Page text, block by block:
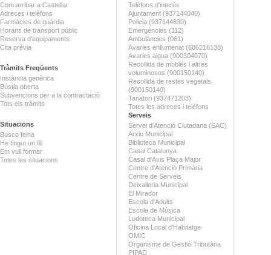
Com arribar a Castellar
Adreces i telèfons
Farmàcies de guàrdia
Horaris de transport públic
Reserva d'equipaments
Cita prèvia
Tràmits Freqüents
Instància genèrica
Bústia oberta
Subvencions per a la contractació
Tots els tràmits
Situacions
Busco feina
He tingut un fill
Em vull formar
Totes les situacions
Telèfons d'interès
Ajuntament (937144040)
Policia (937144830)
Emergències (112)
Ambulàncies (061)
Avaries enllumenat (686216138)
Avaries aigua (900304070)
Recollida de mobles i altres
voluminosos (900150140)
Recollida de restes vegetals
(900150140)
Tanatori (937471203)
Totes les adreces i telèfons
Serveis
Servei d'Atenció Ciutadana (SAC)
Arxiu Municipal
Biblioteca Municipal
Casal Catalunya
Casal d'Avis Plaça Major
Centre d'Atenció Primària
Centre de Serveis
Deixalleria Municipal
El Mirador
Escola d'Adults
Escola de Música
Ludoteca Municipal
Oficina Local d'Habitatge
OMIC
Organisme de Gestió Tributària
PIPAD